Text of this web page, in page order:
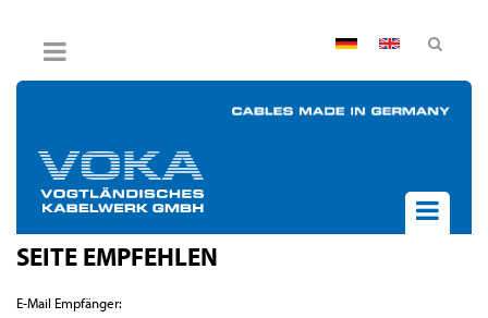
AGB
Impressum
Widerruf
UNTERNEHMEN
AKTUELLES
SEITE EMPFEHLEN
E-Mail Empfänger: